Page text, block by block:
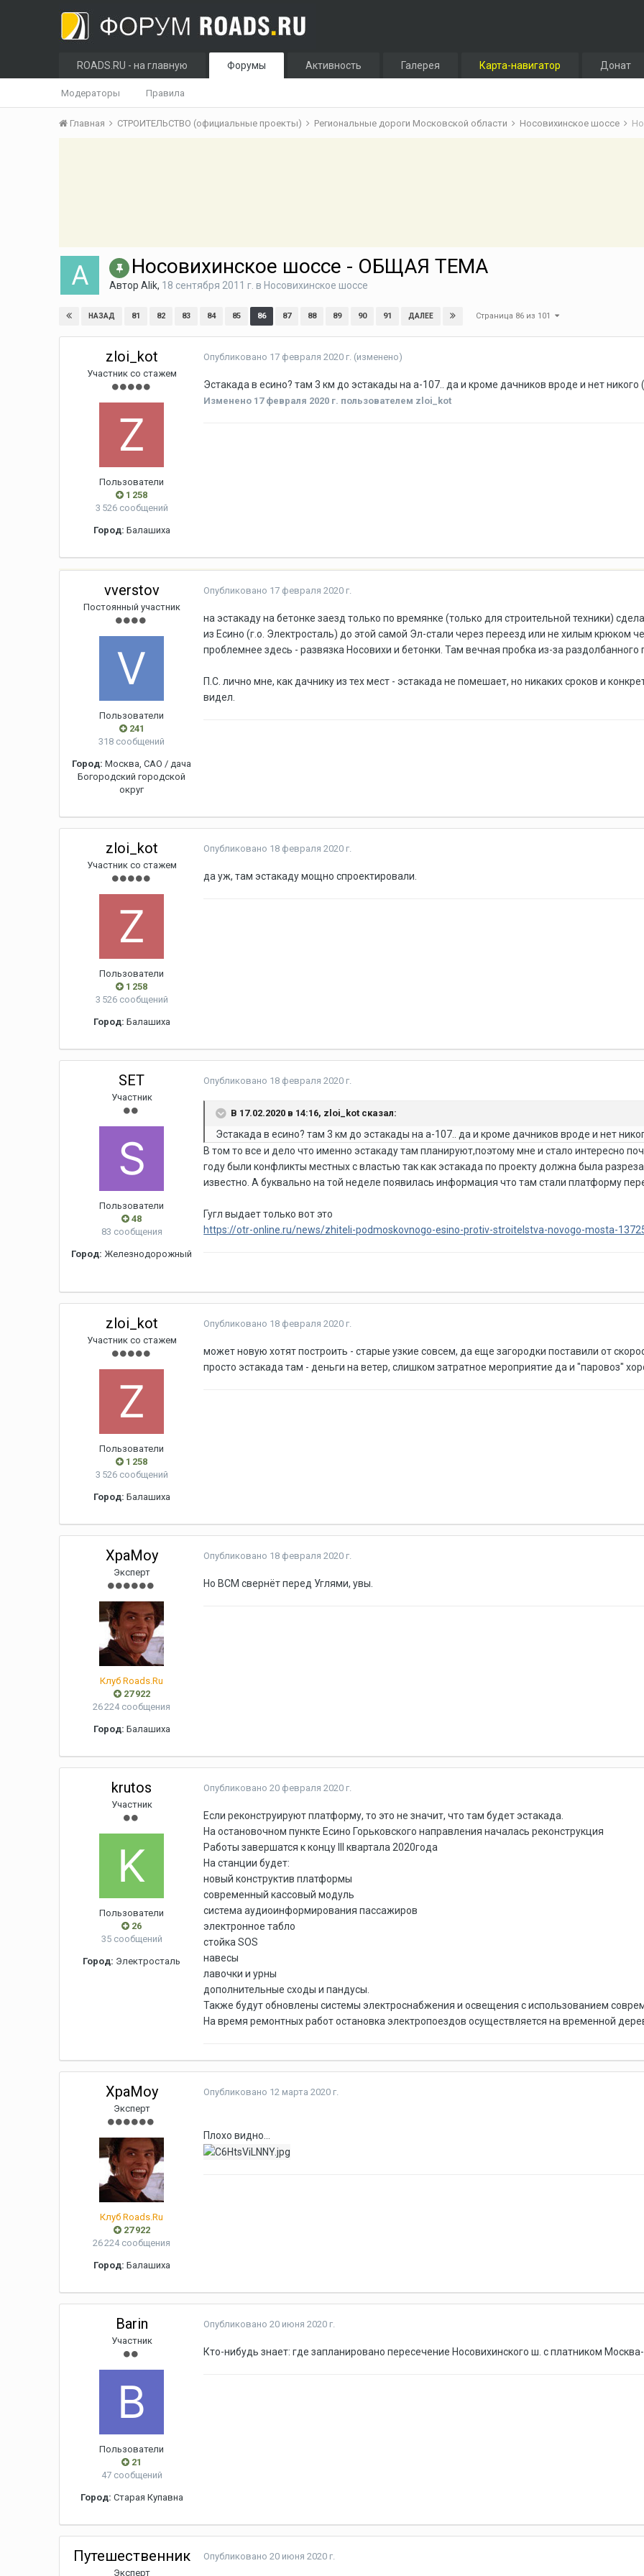
ROADS.RU - на главную Форумы
Модераторы Правила
Активность Галерея Карта-навигатор Донат
Главная СТРОИТЕЛЬСТВО (официальные проекты) Региональные дороги Московской области Носовихинское шоссе
Носовихинское шоссе - ОБЩАЯ ТЕМА
АвторAlik, 18 сентября 2011 г. в Носовихинское шоссе
НАЗАД 81 82 83 84 85 86 87 88 89 90 91 ДАЛЕЕ Страница 86 из 101
zloi_kot
Участник со стажем
Пользователи
1 258
3 526 сообщений
Город: Балашиха
Опубликовано 17 февраля 2020 г. (изменено)
Эстакада в есино? там 3 км до эстакады на а-107.. да и кроме дачников вроде и нет никого
Изменено 17 февраля 2020 г. пользователем zloi_kot
vverstov
Постоянный участник
Пользователи
241
318 сообщений
Город: Москва, САО / дача
Богородский городской
округ
Опубликовано 17 февраля 2020 г.
на эстакаду на бетонке заезд только по времянке (только для строительной техники)
из Есино (г.о. Электросталь) до этой самой Эл-стали через переезд или не хилым крюком
проблемнее здесь - развязка Носовихи и бетонки. Там вечная пробка из-за раздолбанного
П.С. лично мне, как дачнику из тех мест - эстакада не помешает, но никаких сроков и
видел.
zloi_kot
Участник со стажем
Пользователи
1 258
3 526 сообщений
Город: Балашиха
Опубликовано 18 февраля 2020 г.
да уж, там эстакаду мощно спроектировали.
SET
Участник
Пользователи
48
83 сообщения
Город: Железнодорожный
Опубликовано 18 февраля 2020 г.
В 17.02.2020 в 14:16, zloi_kot сказал:
Эстакада в есино? там 3 км до эстакады на а-107.. да и кроме дачников вроде и нет
В том то все и дело что именно эстакаду там планируют,поэтому мне и стало интересно
году были конфликты местных с властью так как эстакада по проекту должна была
известно. А буквально на той неделе появилась информация что там стали платформу
Гугл выдает только вот это
https://otr-online.ru/news/zhiteli-podmoskovnogo-esino-protiv-stroitelstva-novogo-mosta-
zloi_kot
Участник со стажем
Пользователи
1 258
3 526 сообщений
Город: Балашиха
Опубликовано 18 февраля 2020 г.
может новую хотят построить - старые узкие совсем, да еще загородки поставили от
просто эстакада там - деньги на ветер, слишком затратное мероприятие да и "паровоз"
XpaMoy
Эксперт
Клуб Roads.Ru
27 922
26 224 сообщения
Город: Балашиха
Опубликовано 18 февраля 2020 г.
Но ВСМ свернёт перед Углями, увы.
krutos
Участник
Пользователи
26
35 сообщений
Город: Электросталь
Опубликовано20 февраля 2020 г.
Если реконструируют платформу, то это не значит, что там будет эстакада.
На остановочном пункте Есино Горьковского направления началась реконструкция
Работы завершатся к концу III квартала 2020года
На станции будет:
новый конструктив платформы
современный кассовый модуль
система аудиоинформирования пассажиров
электронное табло
стойка SOS
навесы
лавочки и урны
дополнительные сходы и пандусы.
Также будут обновлены системы электроснабжения и освещения с использованием
На время ремонтных работ остановка электропоездов осуществляется на временной
XpaMoy
Эксперт
Клуб Roads.Ru
27 922
26 224 сообщения
Город: Балашиха
Опубликовано 12 марта 2020 г.
Плохо видно...
Barin
Участник
Пользователи
21
47 сообщений
Город: Старая Купавна
Опубликовано20 июня 2020 г.
Кто-нибудь знает: где запланировано пересечение Носовихинского ш. с платником
Путешественник
Эксперт
Опубликовано20 июня 2020 г.